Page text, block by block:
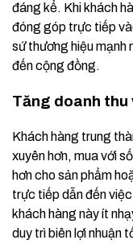
đáng kể. Khi khách
đóng góp trực tiếp
sứ thương hiệu mạnh
đến cộng đồng.
Tăng doanh thu
Khách hàng trung
xuyên hơn, mua với
hơn cho sản phẩm
trực tiếp dẫn đến
khách hàng này ít
duy trì biên lợi nhuận